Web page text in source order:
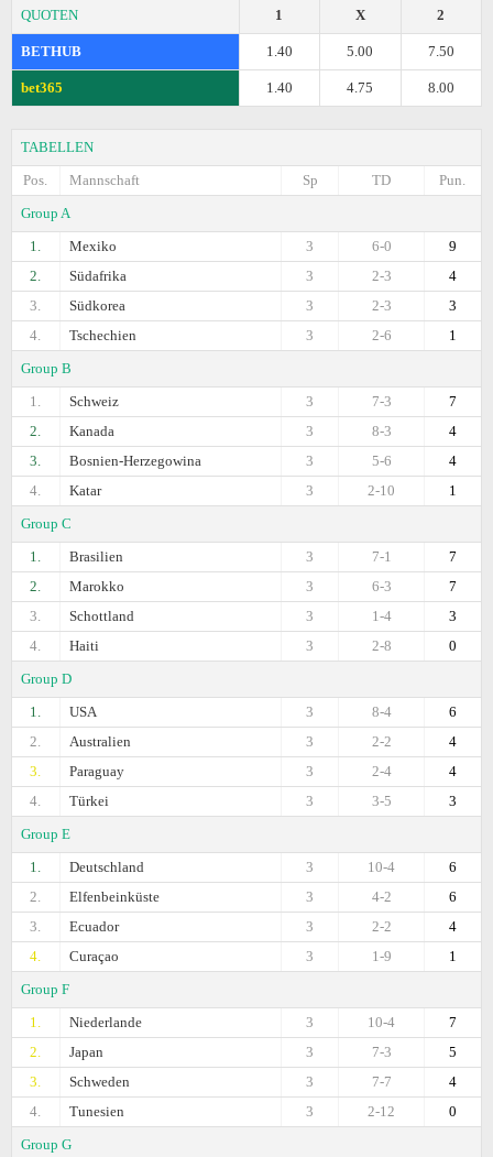
QUOTEN 2
X
1
BETHUB 7.50
5.00
1.40
bet365 8.00
4.75
1.40
TABELLEN
Pos.
Mannschaft Pun.
TD
Sp
Group A
1.
Mexiko 9
6-0
3
2.
Südafrika 4
2-3
3
3.
Südkorea 3
2-3
3
4.
Tschechien 1
2-6
3
Group B
1.
Schweiz 7
7-3
3
2.
Kanada 4
8-3
3
3.
Bosnien-Herzegowina 4
5-6
3
4.
Katar 1
2-10
3
Group C
1.
Brasilien 7
7-1
3
2.
Marokko 7
6-3
3
3.
Schottland 3
1-4
3
4.
Haiti 0
2-8
3
Group D
1.
USA 6
8-4
3
2.
Australien 4
2-2
3
3.
Paraguay 4
2-4
3
4.
Türkei 3
3-5
3
Group E
1.
Deutschland 6
10-4
3
2.
Elfenbeinküste 6
4-2
3
3.
Ecuador 4
2-2
3
4.
Curaçao 1
1-9
3
Group F
1.
Niederlande 7
10-4
3
2.
Japan 5
7-3
3
3.
Schweden 4
7-7
3
4.
Tunesien 0
2-12
3
Group G